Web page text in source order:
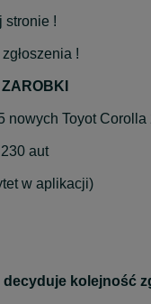
stronie !
!
nowych Toyot
aut
w aplikacji)
kolejność